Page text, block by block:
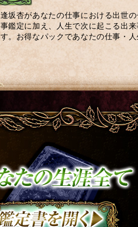
逢坂杏があなたの仕事における出世
事鑑定に加え、人生で次に起こる出
す。お得なパックであなたの仕事・